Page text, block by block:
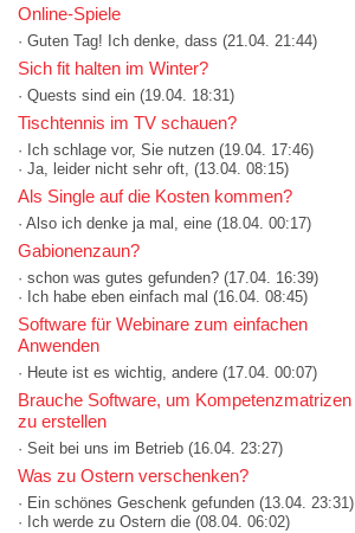
Online-Spiele
· Guten Tag! Ich denke, dass (21.04. 21:44)
Sich fit halten im Winter?
· Quests sind ein (19.04. 18:31)
Tischtennis im TV schauen?
· Ich schlage vor, Sie nutzen (19.04. 17:46)
· Ja, leider nicht sehr oft, (13.04. 08:15)
Als Single auf die Kosten kommen?
· Also ich denke ja mal, eine (18.04. 00:17)
Gabionenzaun?
· schon was gutes gefunden? (17.04. 16:39)
· Ich habe eben einfach mal (16.04. 08:45)
Software für Webinare zum einfachen
Anwenden
· Heute ist es wichtig, andere (17.04. 00:07)
Brauche Software, um Kompetenzmatrizen
zu erstellen
· Seit bei uns im Betrieb (16.04. 23:27)
Was zu Ostern verschenken?
· Ein schönes Geschenk gefunden (13.04. 23:31)
· Ich werde zu Ostern die (08.04. 06:02)
Seiten